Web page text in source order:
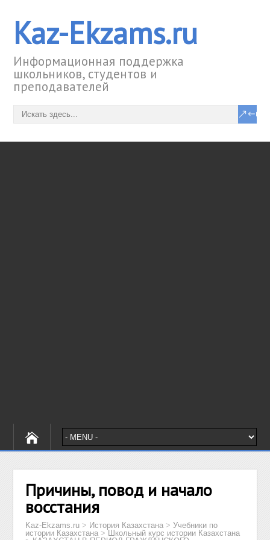
Kaz-Ekzams.ru
Информационная поддержка
школьников, студентов и
преподавателей
Причины, повод и начало
восстания
Kaz-Ekzams.ru > История Казахстана >Учебники по
истории Казахстана > Школьный курс истории Казахстана